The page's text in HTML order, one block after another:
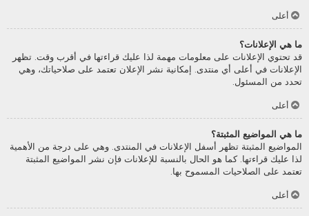
أعلى
ما هي الإعلانات؟
قد تحتوي الإعلانات على معلومات مهمة لذا عليك قراءتها في أقرب وقت. تظهر
الإعلانات في أعلى أي منتدى. إمكانية نشر الإعلان تعتمد على صلاحياتك، وهي
تحدد من المسئول.
أعلى
ما هي المواضيع المثبتة؟
المواضيع المثبتة تظهر أسفل الإعلانات في المنتدى. وهي على درجة من الأهمية
لذا عليك قراءتها. كما هو الحال بالنسبة للإعلانات فإن نشر المواضيع المثبتة
تعتمد على الصلاحيات المسموح بها.
أعلى